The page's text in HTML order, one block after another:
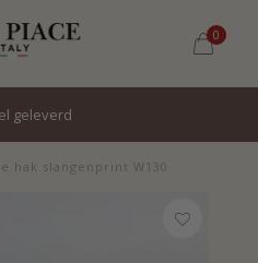
0
geleverd
hak slangenprint W130